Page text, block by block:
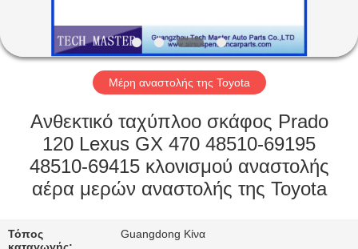
ΣΧΕΤΙΚΆ
ΜΕ
ΞΕΝΆΓΗΣΗ
ΣΤΟ
ΕΡΓΟΣΤΆΣΙΟ
ΕΛΕΓΧΟΣ
Μέρη αναστολής της Toyota
Ανθεκτικό ταχύπλοο σκάφος Prado
120 Lexus GX 470 48510-69195
48510-69415 κλονισμού αναστολής
αέρα μερών αναστολής της Toyota
Τόπος
Guangdong Κίνα